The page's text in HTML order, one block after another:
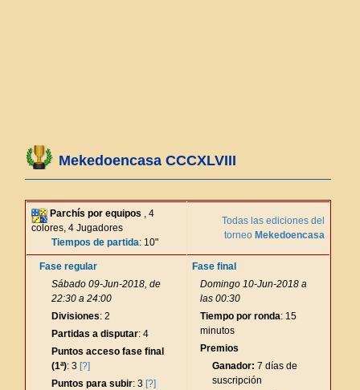
Mekedoencasa CCCXLVIII
Parchís por equipos , 4
colores, 4 Jugadores
Tiempos de partida: 10"
Todas las ediciones del
torneo Mekedoencasa
Fase regular
Sábado 09-Jun-2018, de
22:30 a 24:00
Divisiones: 2
Partidas a disputar: 4
Puntos acceso fase final
(1ª): 3 [?]
Puntos para subir: 3 [?]
Fase final
Domingo 10-Jun-2018 a
las 00:30
Tiempo por ronda: 15
minutos
Premios
Ganador: 7 días de
suscripción